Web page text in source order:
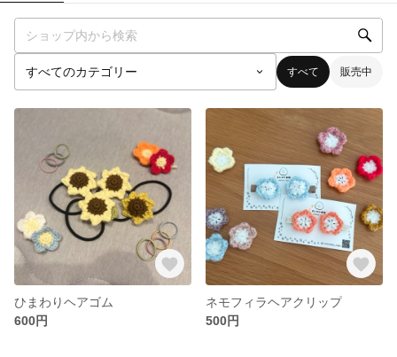
すべて 販売中
ひまわりヘアゴム
600円
ネモフィラヘアクリップ
500円